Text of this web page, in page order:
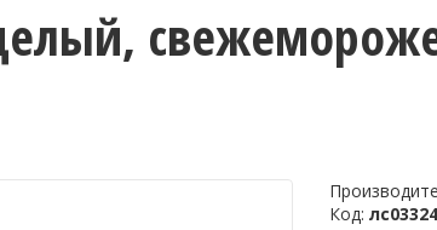
Код: лс03324